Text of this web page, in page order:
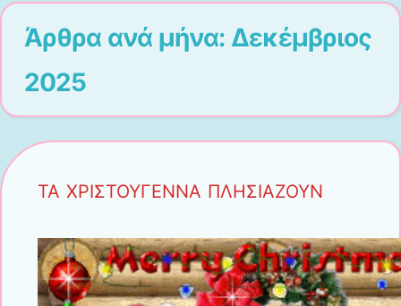
Άρθρα ανά μήνα: Δεκέμβριος
2025
ΤΑ ΧΡΙΣΤΟΥΓΕΝΝΑ ΠΛΗΣΙΑΖΟΥΝ